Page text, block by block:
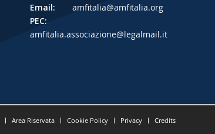
Email:
amfitalia@amfitalia.org
PEC:
amfitalia.associazione@legalmail.it
Area Riservata Cookie Policy Privacy Credits